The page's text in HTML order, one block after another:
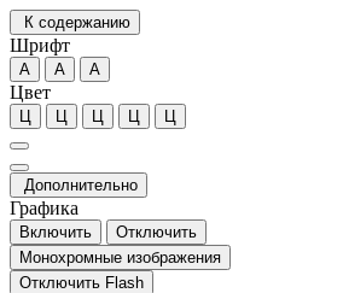
К содержанию
Шрифт
А А А
Цвет
Ц Ц Ц Ц Ц
Дополнительно
Графика
Включить
Отключить
Монохромные изображения
Отключить Flash